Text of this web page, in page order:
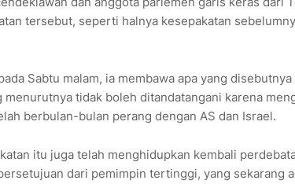
tersebut, seperti halnya kesepakatan
Sabtu malam, ia membawa apa yang
menurutnya tidak boleh ditandatangani karena
berbulan-bulan perang dengan AS dan Israel.
itu juga telah menghidupkan kembali
dari pemimpin tertinggi, yang sekarang